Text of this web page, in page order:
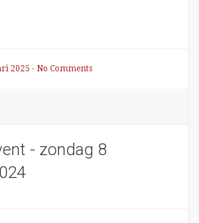
2025 - No Comments
- zondag 8